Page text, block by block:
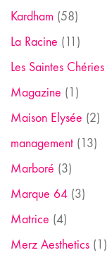
Kardham (58)
La Racine (11)
Les Saintes Chéries
Magazine (1)
Maison Elysée (2)
management (13)
Marboré (3)
Marque 64 (3)
Matrice (4)
Merz Aesthetics (1)